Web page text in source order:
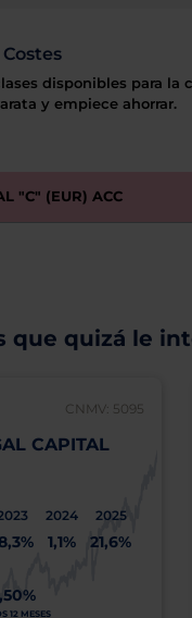
disponibles para la
y empiece ahorrar.
"C" (EUR) ACC
que quizá le
CNMV: 5095
CAPITAL
2024
1,1%
2025
21,6%
12 MESES